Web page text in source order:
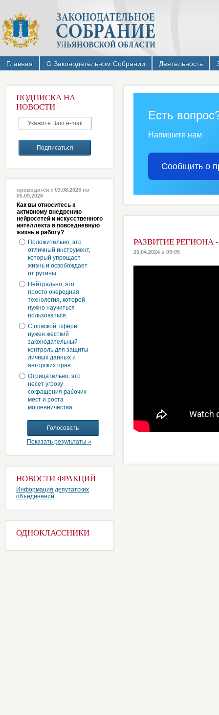
Главная О Законодательном Собрании Деятельность
ПОДПИСКА НА
НОВОСТИ
проводится с 03.08.2026 по
05.09.2026
Как вы относитесь к
активному внедрению
нейросетей и искусственного
интеллекта в повседневную
жизнь и работу?
Положительно, это
отличный инструмент,
который упрощает
жизнь и освобождает
от рутины.
Нейтрально, это
просто очередная
технология, которой
нужно научиться
пользоваться.
С опаской, сфере
нужен жесткий
законодательный
контроль для защиты
личных данных и
авторских прав.
Отрицательно, это
несет угрозу
сокращения рабочих
мест и роста
мошенничества.
Показать результаты »
НОВОСТИ ФРАКЦИЙ
Информация депутатских
объединений
ОДНОКЛАССНИКИ
Есть
Напишите нам
Сообщить о
РАЗВИТИЕ
25.04.2024 в 09:05